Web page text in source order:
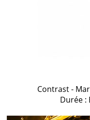
Contrast -
Durée :